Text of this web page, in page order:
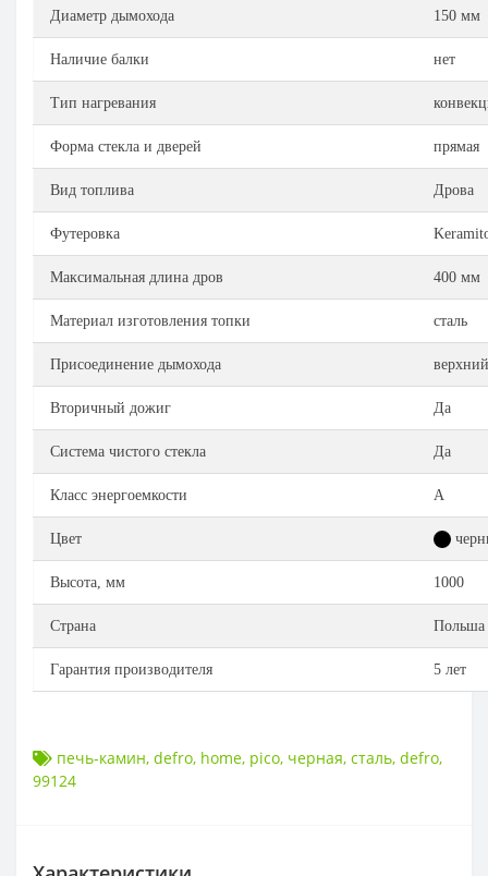
Диаметр дымохода 150 мм
Наличие балки нет
Тип нагревания
Форма стекла и дверей прямая
Вид топлива Дрова
Футеровка
Максимальная длина дров 400 мм
Материал изготовления топки сталь
Присоединение дымохода
Вторичный дожиг Да
Система чистого стекла Да
Класс энергоемкости А
Цвет
Высота, мм 1000
Страна Польша
Гарантия производителя 5 лет
печь-камин, defro, home, pico, черная, сталь, defro,
99124